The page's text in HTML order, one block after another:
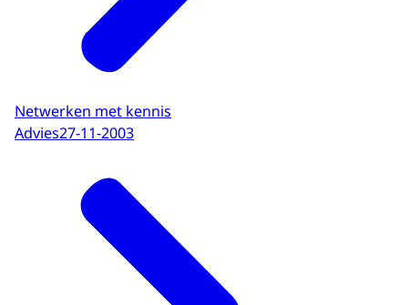
Netwerken met kennis
Advies27-11-2003